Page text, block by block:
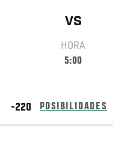
VS
HORA
5:00
-220 POSIBILIDADES